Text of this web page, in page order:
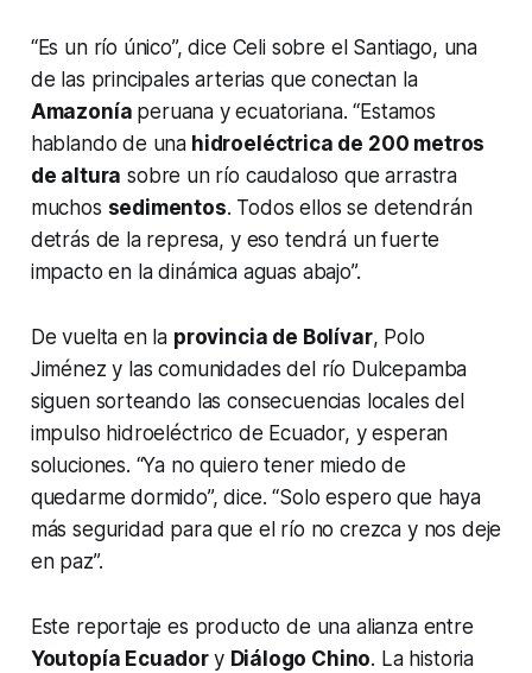
“Es un río único”, dice Celi sobre el Santiago, una
de las principales arterias que conectan la
Amazonía peruana y ecuatoriana. “Estamos
hablando de una hidroeléctrica de 200 metros
de altura sobre un río caudaloso que arrastra
muchos sedimentos. Todos ellos se detendrán
detrás de la represa, y eso tendrá un fuerte
impacto en la dinámica aguas abajo”.
De vuelta en la provincia de Bolívar, Polo
Jiménez y las comunidades del río Dulcepamba
siguen sorteando las consecuencias locales del
impulso hidroeléctrico de Ecuador, y esperan
soluciones. “Ya no quiero tener miedo de
quedarme dormido”, dice. “Solo espero que haya
más seguridad para que el río no crezca y nos deje
en paz”.
Este reportaje es producto de una alianza entre
Youtopía Ecuador y Diálogo Chino. La historia